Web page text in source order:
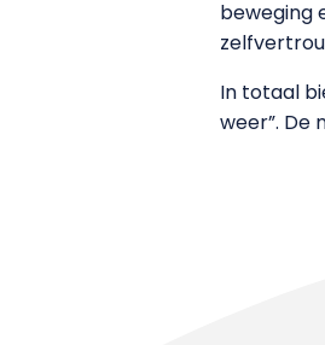
beweging
In totaal
weer”. De